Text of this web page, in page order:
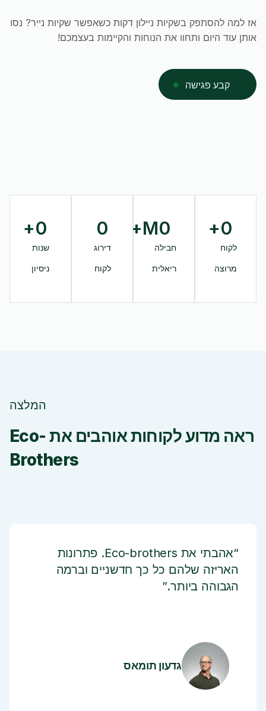
אז למה להסתפק בשקיות ניילון דקות כשאפשר שקיות נייר? נסו
אותן עוד היום ותחוו את הנוחות והקיימות בעצמכם!
קבע פגישה
לקוח
מרוצה
0
+
חבילה
ריאלית
0
M+
דירוג
לקוח
0
שנות
ניסיון
0
+
המלצה
ראה מדוע לקוחות אוהבים את Eco-
Brothers
“אהבתי את Eco-brothers. פתרונות
האריזה שלהם כל כך חדשניים וברמה
הגבוהה ביותר.”
גדעון תומאס